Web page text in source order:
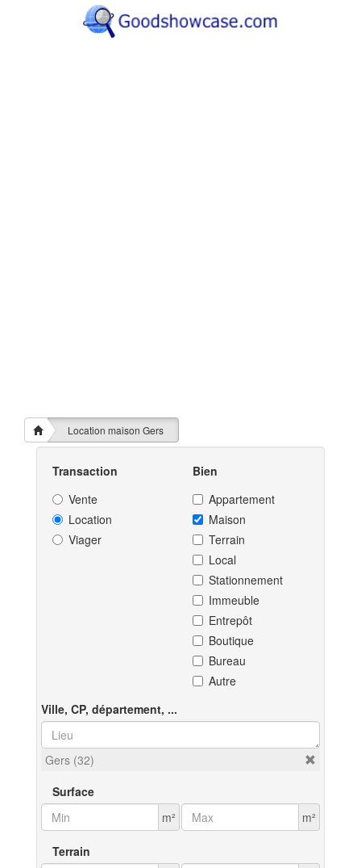
Location maison Gers
Transaction
Vente
Location
Viager
Bien
Appartement
Maison
Terrain
Local
Stationnement
Immeuble
Entrepôt
Boutique
Bureau
Autre
Ville, CP, département, ...
Gers (32)
Surface
m²
m²
Terrain